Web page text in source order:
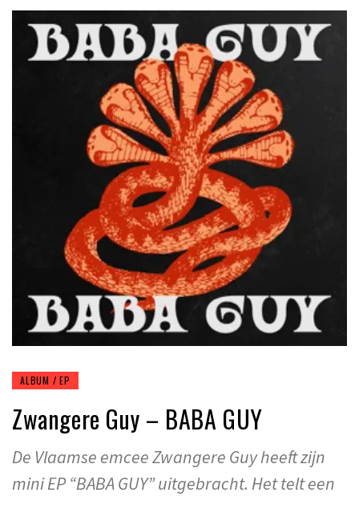
ALBUM / EP
Zwangere Guy – BABA GUY
De Vlaamse emcee Zwangere Guy heeft zijn
mini EP “BABA GUY” uitgebracht. Het telt een